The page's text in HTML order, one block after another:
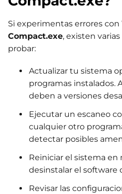
Si experimentas errores con
Compact.exe, existen
probar:
Actualizar tu sistema
programas instalados.
deben a versiones
Ejecutar un escaneo
cualquier otro
detectar posibles
Reiniciar el sistema
desinstalar el software
Revisar las